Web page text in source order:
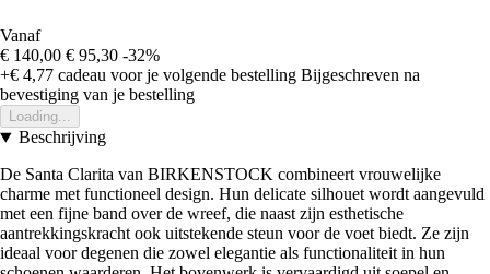
Vanaf
€ 140,00 € 95,30 -32%
+€ 4,77 cadeau voor je volgende bestelling Bijgeschreven na
bevestiging van je bestelling
Loading...
Beschrijving
De Santa Clarita van BIRKENSTOCK combineert vrouwelijke
charme met functioneel design. Hun delicate silhouet wordt aangevuld
met een fijne band over de wreef, die naast zijn esthetische
aantrekkingskracht ook uitstekende steun voor de voet biedt. Ze zijn
ideaal voor degenen die zowel elegantie als functionaliteit in hun